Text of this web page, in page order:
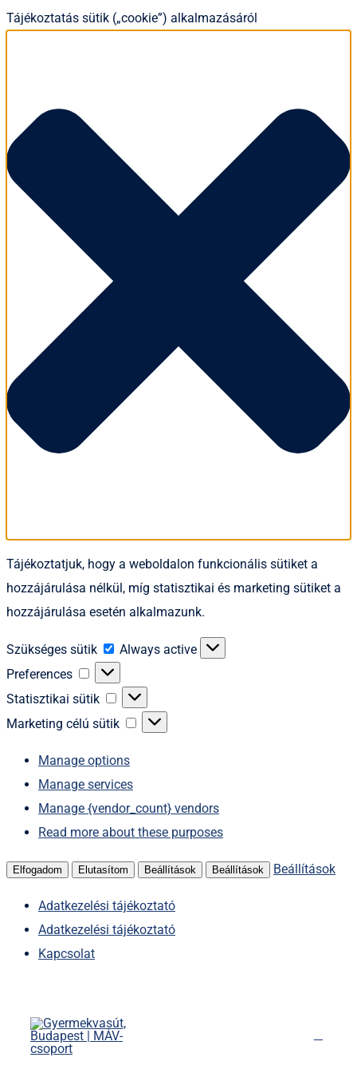
Tájékoztatás sütik („cookie”) alkalmazásáról
Tájékoztatjuk, hogy a weboldalon funkcionális sütiket a
hozzájárulása nélkül, míg statisztikai és marketing sütiket a
hozzájárulása esetén alkalmazunk.
Szükséges sütik
Szükséges
Always active
Preferences
Preferences
Statisztikai sütik
Statisztikai
sütik
Marketing célú sütik
Marketing
Manage options
Manage services
Manage {vendor_count} vendors
Read more about these purposes
Elfogadom Elutasítom Beállítások Beállítások Beállítások
Adatkezelési tájékoztató
Adatkezelési tájékoztató
Kapcsolat